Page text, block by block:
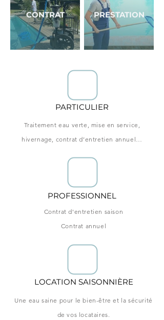
CONTRAT PRESTATION
PARTICULIER
Traitement eau verte, mise en service,
hivernage, contrat d’entretien annuel…
PROFESSIONNEL
Contrat d'entretien saison
Contrat annuel
LOCATION SAISONNIÈRE
Une eau saine pour le bien-être et la sécurité
de vos locataires.